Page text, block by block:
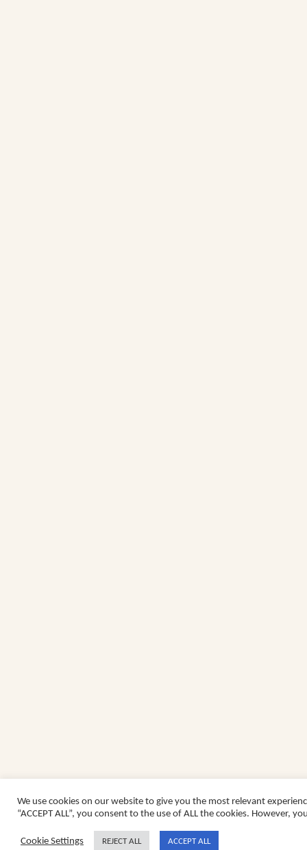
We use cookies on our website to give you the most relevant
“ACCEPT ALL”, you consent to the use of ALL the cookies. However,
Cookie Settings REJECT ALL ACCEPT ALL